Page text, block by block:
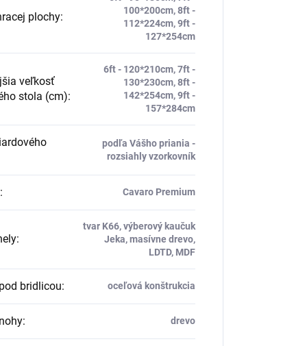
plochy:
100*200cm, 8ft -
112*224cm, 9ft -
127*254cm
veľkosť
stola (cm):
6ft - 120*210cm, 7ft -
130*230cm, 8ft -
142*254cm, 9ft -
157*284cm
podľa Vášho priania -
rozsiahly vzorkovník
: Cavaro Premium
:
tvar K66, výberový kaučuk
Jeka, masívne drevo,
LDTD, MDF
bridlicou: oceľová konštrukcia
: drevo